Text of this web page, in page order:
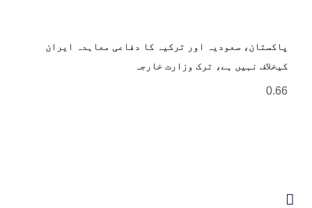
پاکستان، سعودیہ اور ترکیہ کا دفاعی معاہدہ ایران
کیخلاف نہیں ہے، ترک وزارت خارجہ